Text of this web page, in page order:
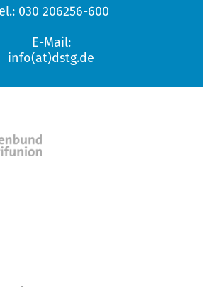
030 206256-600
E-Mail:
info(at)dstg.de